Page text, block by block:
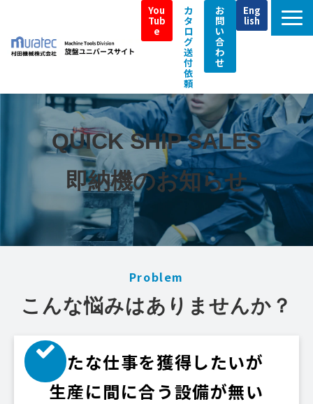
You
Tub
e
カ
タ
ロ
グ
送
付
依
頼
お
問
い
合
わ
せ
Eng
lish
TOP
ムラテックの強み
製品特長
即納機
導入事例／Customer Interview
補助金・税制支援情報
イベント情報
QUICK SHIP SALES
即納機のお知らせ
Problem
こんな悩みはありませんか？
新たな仕事を獲得したいが
生産に間に合う設備が無い